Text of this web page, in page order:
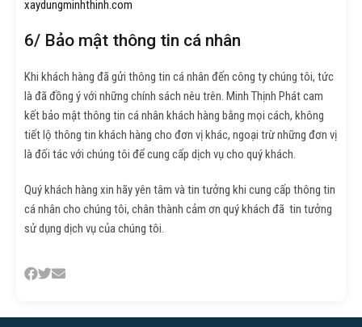
xaydungminhthinh.com
6/ Bảo mật thông tin cá nhân
Khi khách hàng đã gửi thông tin cá nhân đến công ty chúng tôi, tức
là đã đồng ý với những chính sách nêu trên. Minh Thịnh Phát cam
kết bảo mật thông tin cá nhân khách hàng bằng mọi cách, không
tiết lộ thông tin khách hàng cho đơn vị khác, ngoại trừ những đơn vị
là đối tác với chúng tôi để cung cấp dịch vụ cho quý khách.
Quý khách hàng xin hãy yên tâm và tin tưởng khi cung cấp thông tin
cá nhân cho chúng tôi, chân thành cảm ơn quý khách đã tin tưởng
sử dụng dịch vụ của chúng tôi.